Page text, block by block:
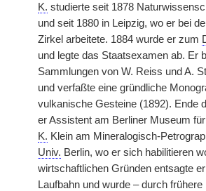
K. studierte seit 1878
und seit 1880 in Leipzig, wo er bei
Zirkel arbeitete. 1884 wurde er zum
und legte das Staatsexamen ab. Er
Sammlungen von W. Reiss und A.
und verfaßte eine gründliche
vulkanische Gesteine (1892). Ende
er Assistent am Berliner Museum
K. Klein am Mineralogisch-
Univ. Berlin, wo er sich habilitieren
wirtschaftlichen Gründen entsagte
Laufbahn und wurde – durch